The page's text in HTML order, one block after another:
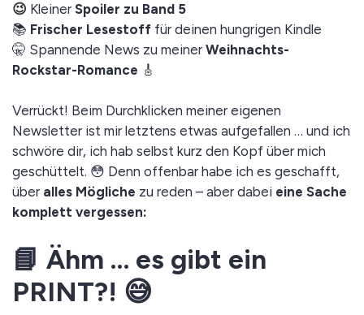
😉 Kleiner Spoiler zu Band 5
📚 Frischer Lesestoff für deinen hungrigen Kindle
🤫 Spannende News zu meiner Weihnachts-
Rockstar-Romance 🎸
Verrückt! Beim Durchklicken meiner eigenen
Newsletter ist mir letztens etwas aufgefallen … und ich
schwöre dir, ich hab selbst kurz den Kopf über mich
geschüttelt. 😳 Denn offenbar habe ich es geschafft,
über alles Mögliche zu reden – aber dabei eine Sache
komplett vergessen:
📘 Ähm … es gibt ein
PRINT?! 😅